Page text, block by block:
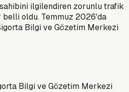
ilgilendiren zorunlu trafik
belli oldu. Temmuz 2026'da
Bilgi ve Gözetim Merkezi
Bilgi ve Gözetim Merkezi